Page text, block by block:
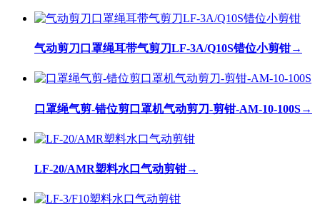
气动剪刀口罩绳耳带气剪刀LF-3A/Q10S错位小剪钳→
口罩绳气剪-错位剪口罩机气动剪刀-剪钳-AM-10-100S→
LF-20/AMR塑料水口气动剪钳→